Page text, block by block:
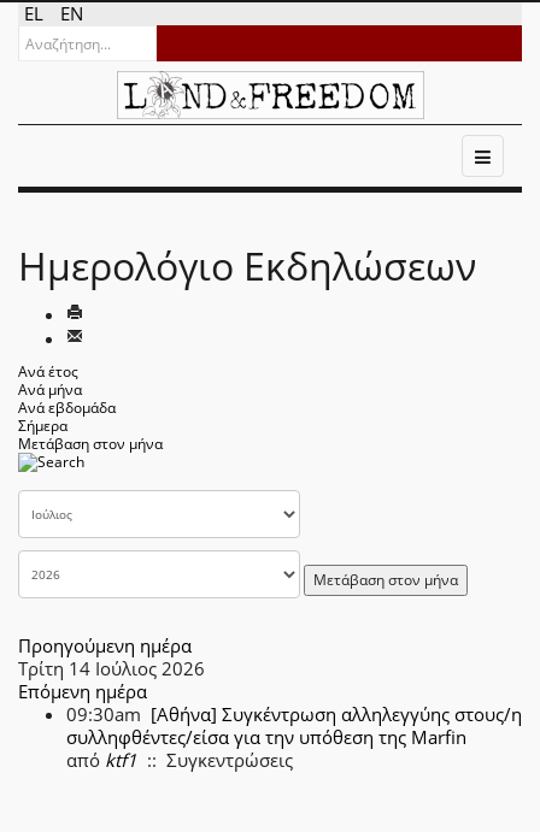
EL EN
Ημερολόγιο Εκδηλώσεων
Ανά έτος
Ανά μήνα
Ανά εβδομάδα
Σήμερα
Μετάβαση στον μήνα
Μετάβαση στον μήνα
Προηγούμενη ημέρα
Τρίτη 14 Ιούλιος 2026
Επόμενη ημέρα
09:30am [Αθήνα] Συγκέντρωση αλληλεγγύης στους/η
συλληφθέντες/είσα για την υπόθεση της Marfin
από ktf1 :: Συγκεντρώσεις